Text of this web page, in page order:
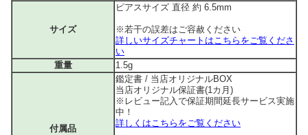
サイズ
ピアスサイズ 直径 約 6.5mm
※若干の誤差はご容赦ください
詳しいサイズチャートはこちらをご覧くださ
い
重量
1.5g
付属品
鑑定書 / 当店オリジナルBOX
当店オリジナル保証書(1カ月)
※レビュー記入で保証期間延長サービス実施
中！
詳しくはこちらをご覧ください